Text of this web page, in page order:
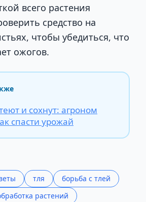
всего растения
средство на
чтобы убедиться, что
ожогов.
и сохнут: агроном
спасти урожай
тля
борьба с тлей
растений